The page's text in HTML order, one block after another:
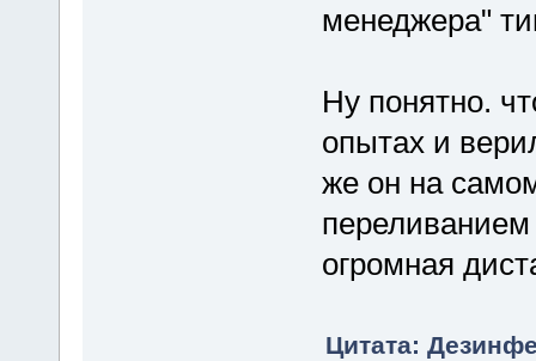
менеджера"
Ну понятно.
опытах и
же он на
переливанием
огромная
Цитата: